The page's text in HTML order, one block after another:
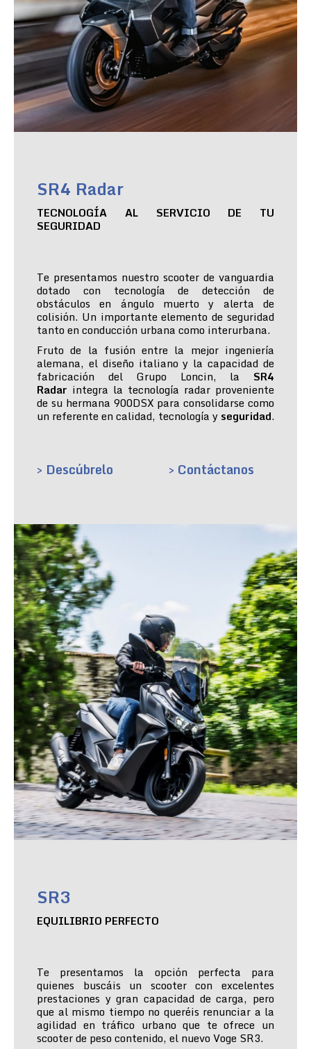
SR4 Radar
TECNOLOGÍA AL SERVICIO DE TU
SEGURIDAD
Te presentamos nuestro scooter de vanguardia
dotado con tecnología de detección de
obstáculos en ángulo muerto y alerta de
colisión. Un importante elemento de seguridad
tanto en conducción urbana como interurbana.
Fruto de la fusión entre la mejor ingeniería
alemana, el diseño italiano y la capacidad de
fabricación del Grupo Loncin, la SR4
Radar integra la tecnología radar proveniente
de su hermana 900DSX para consolidarse como
un referente en calidad, tecnología y seguridad.
> Descúbrelo > Contáctanos
SR3
EQUILIBRIO PERFECTO
Te presentamos la opción perfecta para
quienes buscáis un scooter con excelentes
prestaciones y gran capacidad de carga, pero
que al mismo tiempo no queréis renunciar a la
agilidad en tráfico urbano que te ofrece un
scooter de peso contenido, el nuevo Voge SR3.